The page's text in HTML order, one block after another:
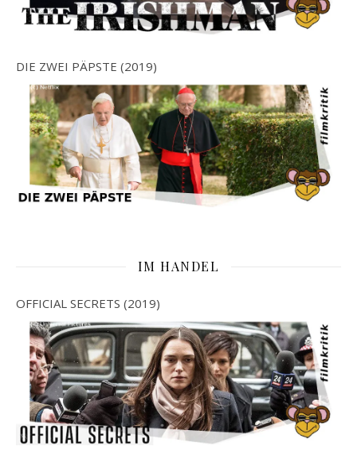
DIE ZWEI PÄPSTE (2019)
IM HANDEL
OFFICIAL SECRETS (2019)